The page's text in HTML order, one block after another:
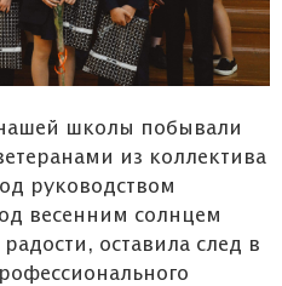
школы побывали
из коллектива
руководством
весенним солнцем
оставила след в